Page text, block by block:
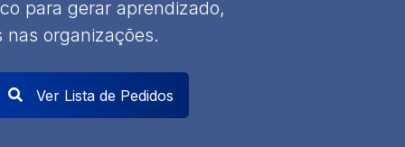
para gerar aprendizado,
organizações.
Ver Lista de Pedidos